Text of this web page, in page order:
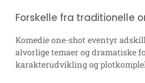
Forskelle fra traditionelle
Komedie one-shot eventyr
alvorlige temaer og dramatiske
karakterudvikling og